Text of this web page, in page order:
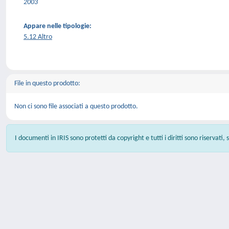
2003
Appare nelle tipologie:
5.12 Altro
File in questo prodotto:
Non ci sono file associati a questo prodotto.
I documenti in IRIS sono protetti da copyright e tutti i diritti sono riservati,